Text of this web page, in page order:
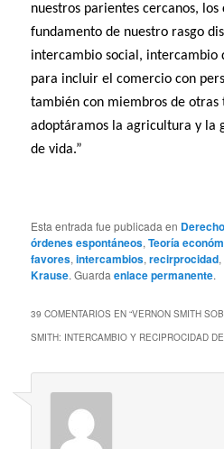
nuestros parientes cercanos, los
fundamento de nuestro rasgo
intercambio social, intercambio
para incluir el comercio con
también con miembros de otras
adoptáramos la agricultura y la
de vida.”
Esta entrada fue publicada en
órdenes espontáneos,Teoría
favores,intercambios,recirprocidad,
Krause. Guardaenlace permanente.
39 COMENTARIOS EN “VERNON SMITH
SMITH: INTERCAMBIO Y RECIPROCIDAD